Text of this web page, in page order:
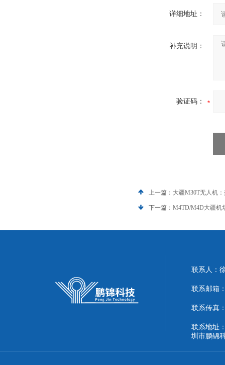
详细地址：
补充说明：
验证码：
上一篇： 大疆M30T无人机
下一篇： M4TD/M4D大疆机
联系人：
联系邮箱
联系传真
联系地址
圳市鹏锦